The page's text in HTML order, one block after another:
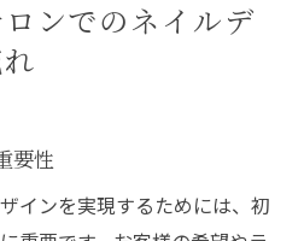
ンでのネイルデ
要性
インを実現するためには、初